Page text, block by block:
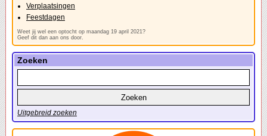
Verplaatsingen
Feestdagen
Weet jij wel een optocht op maandag 19 april 2021?
Geef dit dan aan ons door.
Zoeken
Uitgebreid zoeken